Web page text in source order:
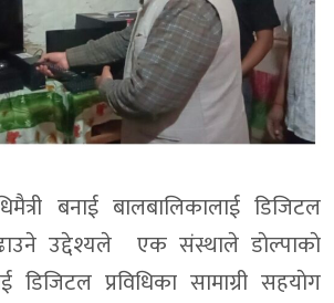
बनाई बालबालिकालाई डिजिटल
उद्देश्यले एक संस्थाले डाेल्पाकाे
डिजिटल प्रविधिका सामाग्री सहयाेग